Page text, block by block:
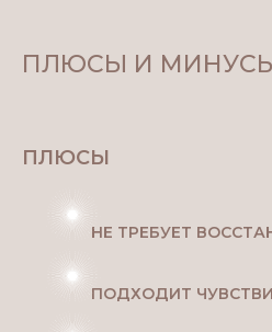
ПЛЮСЫ И
ПЛЮСЫ
НЕ ТРЕБУЕТ
ПОДХОДИТ